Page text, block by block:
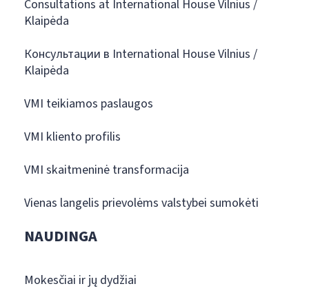
Consultations at International House Vilnius /
Klaipėda
Консультации в International House Vilnius /
Klaipėda
VMI teikiamos paslaugos
VMI kliento profilis
VMI skaitmeninė transformacija
Vienas langelis prievolėms valstybei sumokėti
NAUDINGA
Mokesčiai ir jų dydžiai